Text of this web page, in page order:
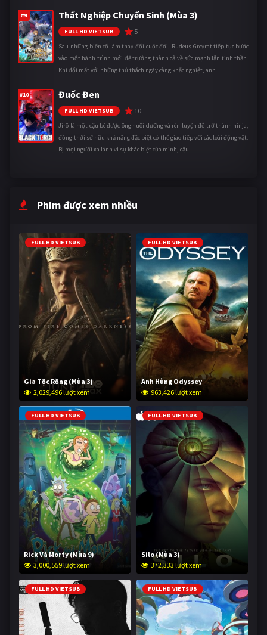
#9 Thất Nghiệp Chuyển Sinh (Mùa 3)
FULL HD VIETSUB 5
Sau những biến cố làm thay đổi cuộc đời, Rudeus Greyrat tiếp tục bước
vào một hành trình mới để trưởng thành cả về sức mạnh lẫn tinh thần.
Khi đối mặt với những thử thách ngày càng khắc nghiệt, anh ...
#10 Đuốc Đen
FULL HD VIETSUB 10
Jirô là một cậu bé được ông nuôi dưỡng và rèn luyện để trở thành ninja,
đồng thời sở hữu khả năng đặc biệt có thể giao tiếp với các loài động vật.
Bị mọi người xa lánh vì sự khác biệt của mình, cậu ...
Phim được xem nhiều
FULL HD VIETSUB
Gia Tộc Rồng (Mùa 3)
2,029,496 lượt xem
FULL HD VIETSUB
Anh Hùng Odyssey
963,426 lượt xem
FULL HD VIETSUB
Rick Và Morty (Mùa 9)
3,000,559 lượt xem
FULL HD VIETSUB
Silo (Mùa 3)
372,333 lượt xem
FULL HD VIETSUB FULL HD VIETSUB